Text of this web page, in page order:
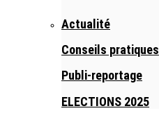
Actualité
Conseils pratiques
Publi-reportage
ELECTIONS 2025